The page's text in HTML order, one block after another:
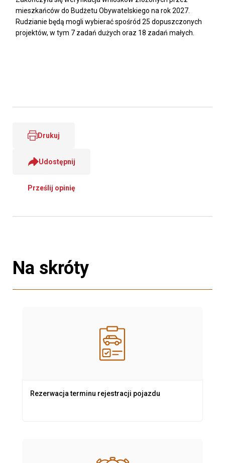
mieszkańców do Budżetu Obywatelskiego na rok 2027.
Rudzianie będą mogli wybierać spośród 25 dopuszczonych
projektów, w tym 7 zadań dużych oraz 18 zadań małych.
Drukuj
Udostępnij
Prześlij opinię
Na skróty
Rezerwacja terminu rejestracji pojazdu